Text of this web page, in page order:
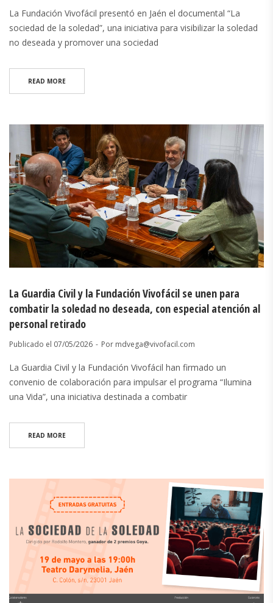
La Fundación Vivofácil presentó en Jaén el documental “La
sociedad de la soledad”, una iniciativa para visibilizar la soledad
no deseada y promover una sociedad
READ MORE
La Guardia Civil y la Fundación Vivofácil se unen para
combatir la soledad no deseada, con especial atención al
personal retirado
Publicado el 07/05/2026 Por mdvega@vivofacil.com
La Guardia Civil y la Fundación Vivofácil han firmado un
convenio de colaboración para impulsar el programa “Ilumina
una Vida”, una iniciativa destinada a combatir
READ MORE